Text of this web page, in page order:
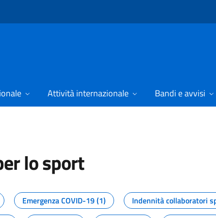
Attività internazionale Bandi e avvisi
lo sport
dal Dipartimento per lo
Emergenza COVID-19 (1) Indennità collaboratori